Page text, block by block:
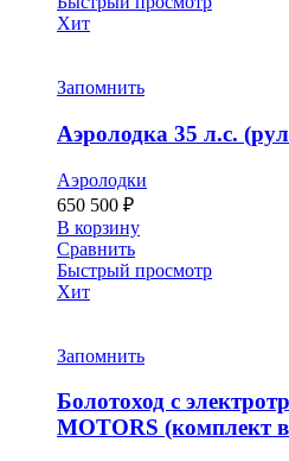
Хит
Запомнить
Аэролодка 35 л.с.
Аэролодки
650 500 ₽
В корзину
Сравнить
Быстрый просмотр
Хит
Запомнить
Болотоход с
MOTORS (комплект в